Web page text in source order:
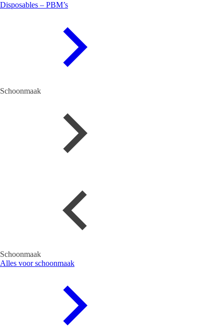
Disposables – PBM’s
Schoonmaak
Schoonmaak
Alles voor schoonmaak